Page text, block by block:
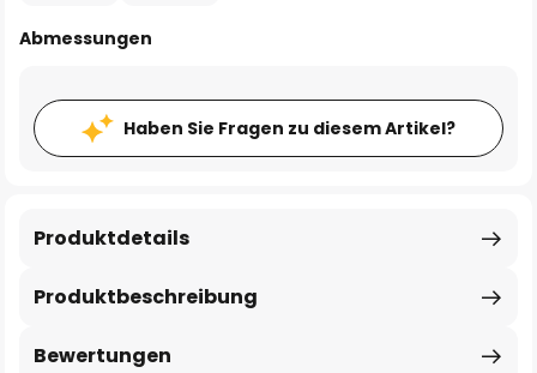
Abmessungen
Haben Sie Fragen zu diesem Artikel?
Produktbeschreibung
Produktdetails
Bewertungen